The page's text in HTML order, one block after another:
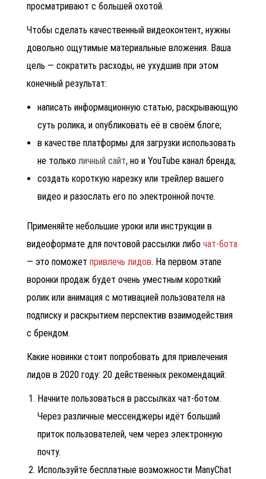
просматривают с большей охотой.
Чтобы сделать качественный видеоконтент, нужны
довольно ощутимые материальные вложения. Ваша
цель — сократить расходы, не ухудшив при этом
конечный результат:
написать информационную статью, раскрывающую
суть ролика, и опубликовать её в своём блоге;
в качестве платформы для загрузки использовать
не тольколичный сайт, но и YouTube канал бренда;
создать короткую нарезку или трейлер вашего
видео и разослать его по электронной почте.
Применяйте небольшие уроки или инструкции в
видеоформате для почтовой рассылки либо чат-бота
— это поможет привлечь лидов. На первом этапе
воронки продаж будет очень уместным короткий
ролик или анимация с мотивацией пользователя на
подписку и раскрытием перспектив взаимодействия
с брендом.
Какие новинки стоит попробовать для привлечения
лидов в 2020 году: 20 действенных рекомендаций:
Начните пользоваться в рассылках чат-ботом.
Через различные мессенджеры идёт больший
приток пользователей, чем через электронную
почту.
Используйте бесплатные возможности ManyChat